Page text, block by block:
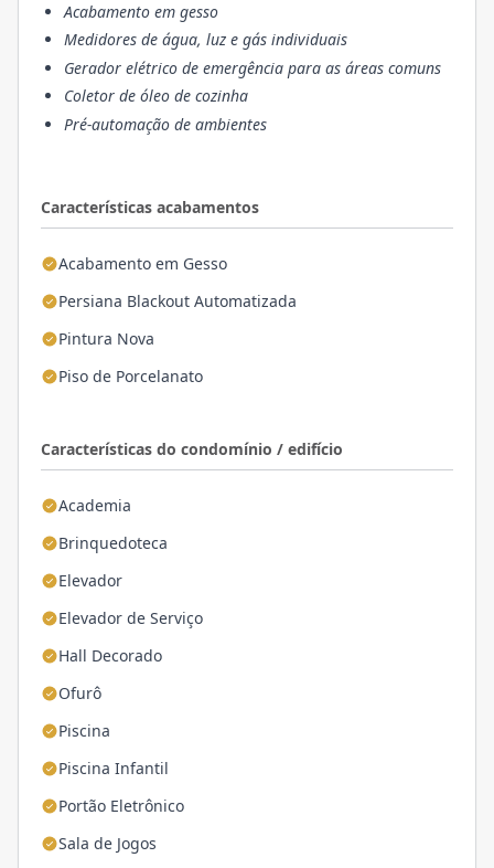
Características acabamentos
Acabamento em Gesso
Persiana Blackout Automatizada
Pintura Nova
Piso de Porcelanato
Características do condomínio / edifício
Academia
Brinquedoteca
Elevador
Elevador de Serviço
Hall Decorado
Ofurô
Piscina
Piscina Infantil
Portão Eletrônico
Sala de Jogos
Acabamento em gesso
Medidores de água, luz e gás individuais
Gerador elétrico de emergência para as áreas comuns
Coletor de óleo de cozinha
Pré-automação de ambientes